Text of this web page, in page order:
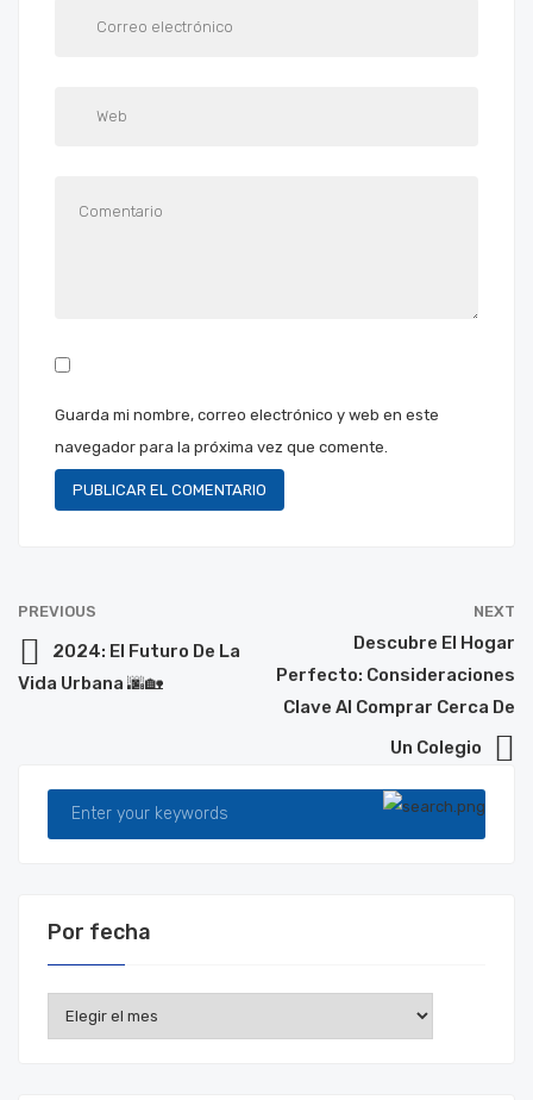
Guarda mi nombre, correo electrónico y web en este
navegador para la próxima vez que comente.
PREVIOUS
2024: El Futuro De La
Vida Urbana 🌆🏡
NEXT
Descubre El Hogar
Perfecto: Consideraciones
Clave Al Comprar Cerca De
Un Colegio
Por fecha
Por
fecha